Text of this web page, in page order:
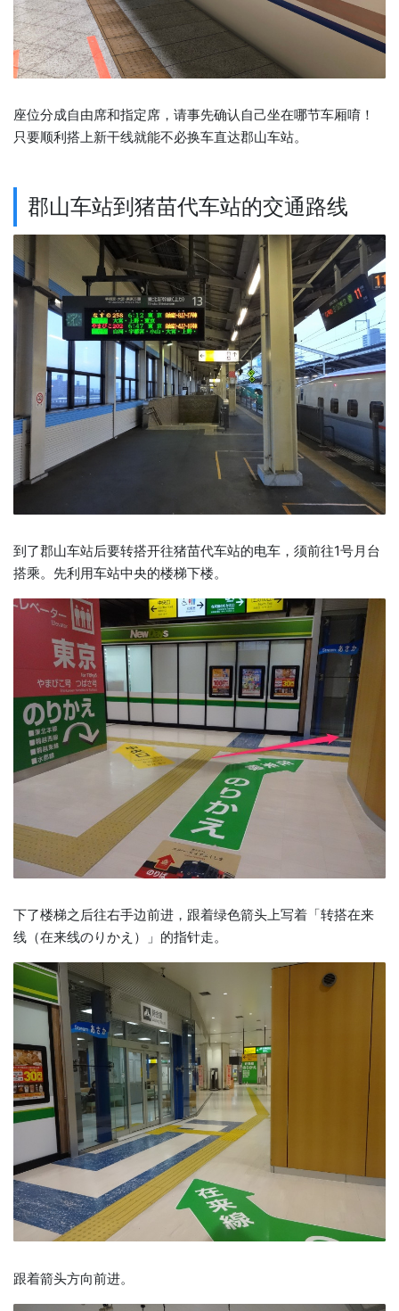
座位分成自由席和指定席，请事先确认自己坐在哪节车厢唷！
只要顺利搭上新干线就能不必换车直达郡山车站。
郡山车站到猪苗代车站的交通路线
到了郡山车站后要转搭开往猪苗代车站的电车，须前往1号月台
搭乘。先利用车站中央的楼梯下楼。
下了楼梯之后往右手边前进，跟着绿色箭头上写着「转搭在来
线（在来线のりかえ）」的指针走。
跟着箭头方向前进。